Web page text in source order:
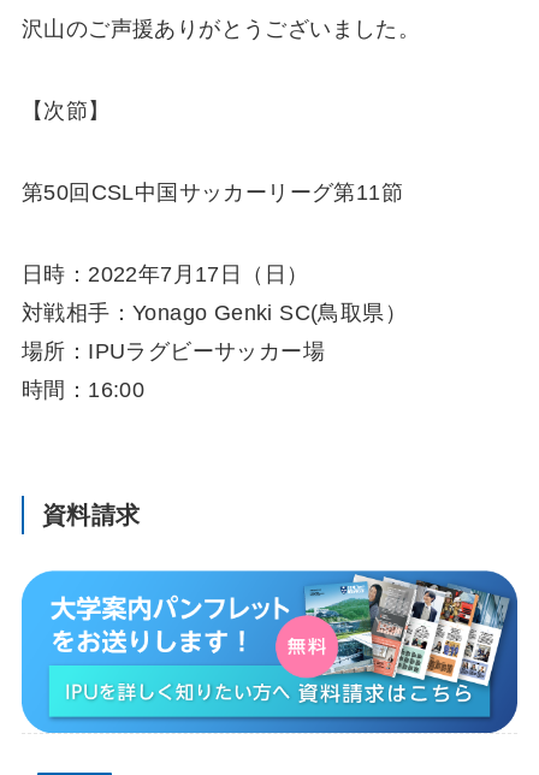
沢山のご声援ありがとうございました。
【次節】
第50回CSL中国サッカーリーグ第11節
日時：2022年7月17日（日）
対戦相手：Yonago Genki SC(鳥取県）
場所：IPUラグビーサッカー場
時間：16:00
資料請求